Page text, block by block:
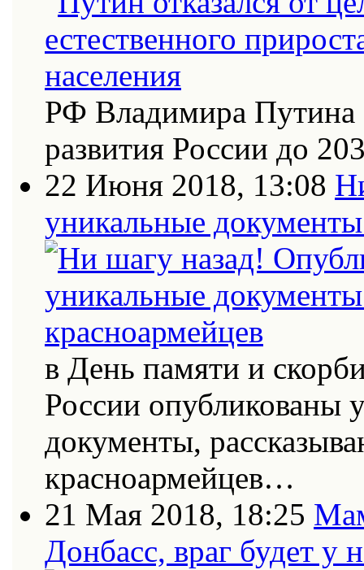
РФ Владимира Путина
развития России до
22 Июня 2018, 13:08
уникальные
в День памяти и
России опубликованы
документы,
красноармейцев…
21 Мая 2018, 18:25
Донбасс, враг будет у